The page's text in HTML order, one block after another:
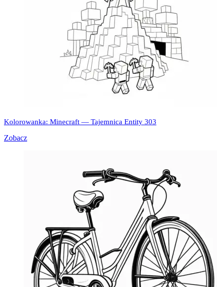
Kolorowanka: Minecraft — Tajemnica Entity 303
Zobacz